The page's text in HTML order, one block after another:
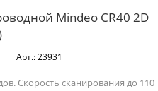
Mindeo CR40 2D
Арт.: 23931
Скорость сканирования до 110